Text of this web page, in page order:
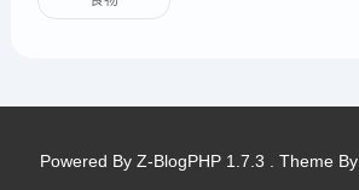
Powered By Z-BlogPHP 1.7.3 . Theme By